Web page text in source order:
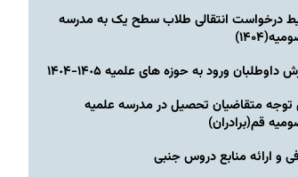
درخواست انتقالی طلاب سطح یک به مدرسه
داوطلبان ورود به حوزه های علمیه ١۴٠۵-١۴٠۴
توجه متقاضیان تحصیل در مدرسه علمیه
قم(برادران)
و ارائه منابع دروس جنبی